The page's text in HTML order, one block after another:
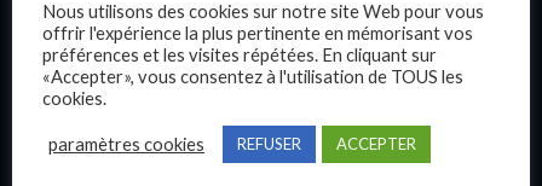
Questions fréquentes
Blog
Nous utilisons des cookies sur notre site Web pour vous
offrir l'expérience la plus pertinente en mémorisant vos
préférences et les visites répétées. En cliquant sur
«Accepter», vous consentez à l'utilisation de TOUS les
cookies.
paramètres cookies REFUSER ACCEPTER